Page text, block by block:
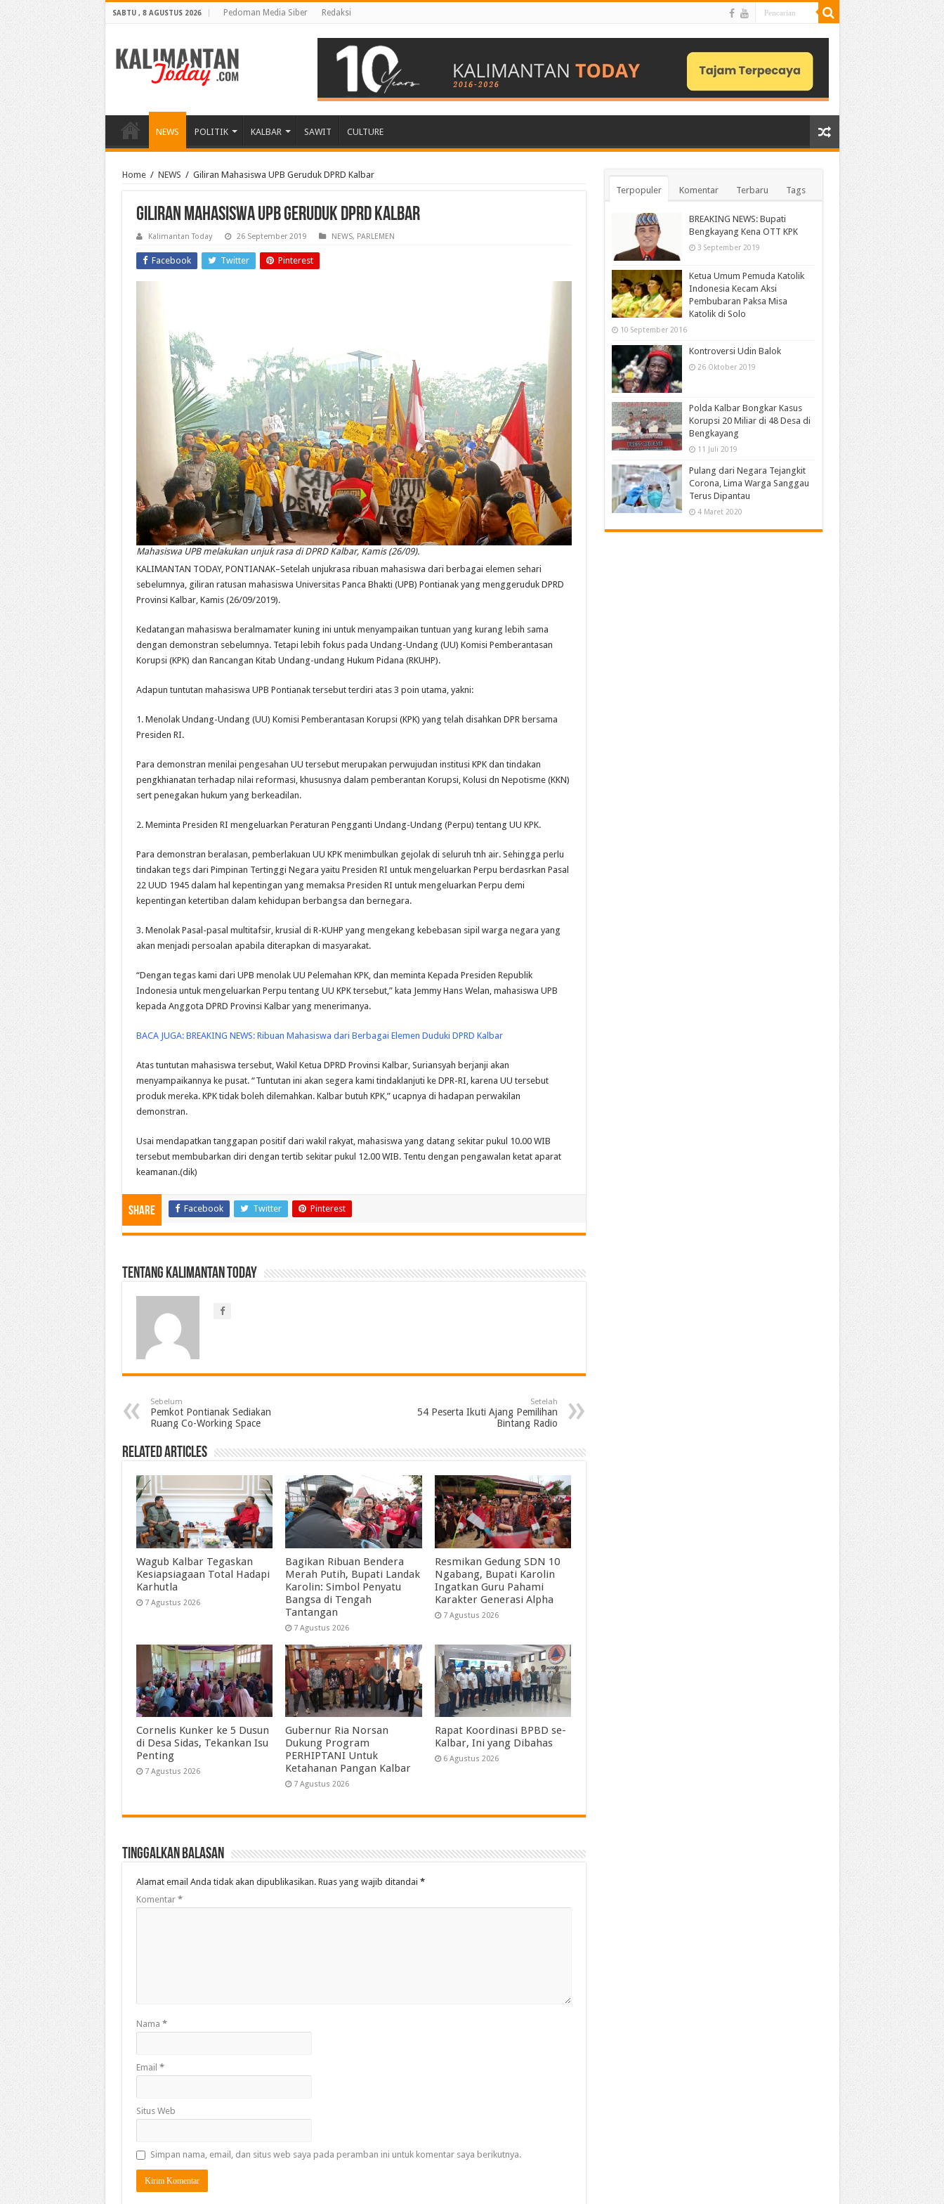
SABTU , 8 AGUSTUS 2026 Pedoman Media Siber Redaksi
NEWS POLITIK KALBAR SAWIT CULTURE
Home / NEWS / Giliran Mahasiswa UPB Geruduk DPRD Kalbar
Giliran Mahasiswa UPB Geruduk DPRD Kalbar
Kalimantan Today 26 September 2019 NEWS, PARLEMEN
Facebook Twitter Pinterest
Mahasiswa UPB melakukan unjuk rasa di DPRD Kalbar, Kamis (26/09).
KALIMANTAN TODAY, PONTIANAK–Setelah unjukrasa ribuan mahasiswa dari berbagai elemen sehari
sebelumnya, giliran ratusan mahasiswa Universitas Panca Bhakti (UPB) Pontianak yang menggeruduk DPRD
Provinsi Kalbar, Kamis (26/09/2019).
Kedatangan mahasiswa beralmamater kuning ini untuk menyampaikan tuntuan yang kurang lebih sama
dengan demonstran sebelumnya. Tetapi lebih fokus pada Undang-Undang (UU) Komisi Pemberantasan
Korupsi (KPK) dan Rancangan Kitab Undang-undang Hukum Pidana (RKUHP).
Adapun tuntutan mahasiswa UPB Pontianak tersebut terdiri atas 3 poin utama, yakni:
1. Menolak Undang-Undang (UU) Komisi Pemberantasan Korupsi (KPK) yang telah disahkan DPR bersama
Presiden RI.
Para demonstran menilai pengesahan UU tersebut merupakan perwujudan institusi KPK dan tindakan
pengkhianatan terhadap nilai reformasi, khususnya dalam pemberantan Korupsi, Kolusi dn Nepotisme (KKN)
sert penegakan hukum yang berkeadilan.
2. Meminta Presiden RI mengeluarkan Peraturan Pengganti Undang-Undang (Perpu) tentang UU KPK.
Para demonstran beralasan, pemberlakuan UU KPK menimbulkan gejolak di seluruh tnh air. Sehingga perlu
tindakan tegs dari Pimpinan Tertinggi Negara yaitu Presiden RI untuk mengeluarkan Perpu berdasrkan Pasal
22 UUD 1945 dalam hal kepentingan yang memaksa Presiden RI untuk mengeluarkan Perpu demi
kepentingan ketertiban dalam kehidupan berbangsa dan bernegara.
3. Menolak Pasal-pasal multitafsir, krusial di R-KUHP yang mengekang kebebasan sipil warga negara yang
akan menjadi persoalan apabila diterapkan di masyarakat.
“Dengan tegas kami dari UPB menolak UU Pelemahan KPK, dan meminta Kepada Presiden Republik
Indonesia untuk mengeluarkan Perpu tentang UU KPK tersebut,” kata Jemmy Hans Welan, mahasiswa UPB
kepada Anggota DPRD Provinsi Kalbar yang menerimanya.
BACA JUGA: BREAKING NEWS: Ribuan Mahasiswa dari Berbagai Elemen Duduki DPRD Kalbar
Atas tuntutan mahasiswa tersebut, Wakil Ketua DPRD Provinsi Kalbar, Suriansyah berjanji akan
menyampaikannya ke pusat. “Tuntutan ini akan segera kami tindaklanjuti ke DPR-RI, karena UU tersebut
produk mereka. KPK tidak boleh dilemahkan. Kalbar butuh KPK,” ucapnya di hadapan perwakilan
demonstran.
Usai mendapatkan tanggapan positif dari wakil rakyat, mahasiswa yang datang sekitar pukul 10.00 WIB
tersebut membubarkan diri dengan tertib sekitar pukul 12.00 WIB. Tentu dengan pengawalan ketat aparat
keamanan.(dik)
Share Facebook Twitter Pinterest
Tentang Kalimantan Today
Sebelum
Pemkot Pontianak Sediakan
Ruang Co-Working Space
Setelah
54 Peserta Ikuti Ajang Pemilihan
Bintang Radio
Related Articles
Wagub Kalbar Tegaskan
Kesiapsiagaan Total Hadapi
Karhutla
7 Agustus 2026
Bagikan Ribuan Bendera
Merah Putih, Bupati Landak
Karolin: Simbol Penyatu
Bangsa di Tengah
Tantangan
7 Agustus 2026
Resmikan Gedung SDN 10
Ngabang, Bupati Karolin
Ingatkan Guru Pahami
Karakter Generasi Alpha
7 Agustus 2026
Cornelis Kunker ke 5 Dusun
di Desa Sidas, Tekankan Isu
Penting
7 Agustus 2026
Gubernur Ria Norsan
Dukung Program
PERHIPTANI Untuk
Ketahanan Pangan Kalbar
7 Agustus 2026
Rapat Koordinasi BPBD se-
Kalbar, Ini yang Dibahas
6 Agustus 2026
Tinggalkan Balasan
Alamat email Anda tidak akan dipublikasikan. Ruas yang wajib ditandai *
Komentar *
Nama *
Email *
Situs Web
Simpan nama, email, dan situs web saya pada peramban ini untuk komentar saya berikutnya.
Terpopuler Komentar Terbaru Tags
BREAKING NEWS: Bupati
Bengkayang Kena OTT KPK
3 September 2019
Ketua Umum Pemuda Katolik
Indonesia Kecam Aksi
Pembubaran Paksa Misa
Katolik di Solo
10 September 2016
Kontroversi Udin Balok
26 Oktober 2019
Polda Kalbar Bongkar Kasus
Korupsi 20 Miliar di 48 Desa di
Bengkayang
11 Juli 2019
Pulang dari Negara Tejangkit
Corona, Lima Warga Sanggau
Terus Dipantau
4 Maret 2020